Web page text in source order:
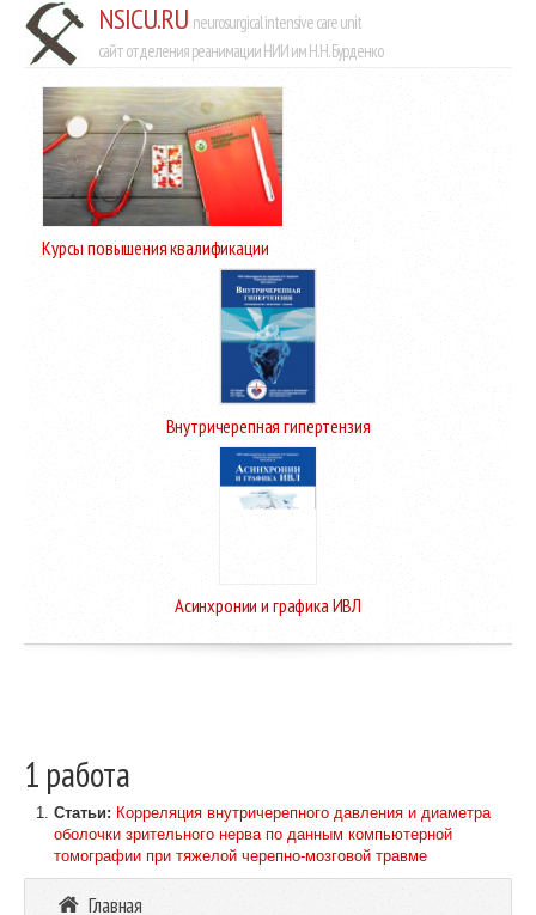
NSICU.RU neurosurgical intensive care unit
сайт отделения реанимации НИИ им Н.Н. Бурденко
Курсы повышения квалификации
Внутричерепная гипертензия
Асинхронии и графика ИВЛ
1 работа
Статьи: Корреляция внутричерепного давления и диаметра
оболочки зрительного нерва по данным компьютерной
томографии при тяжелой черепно-мозговой травме
Главная